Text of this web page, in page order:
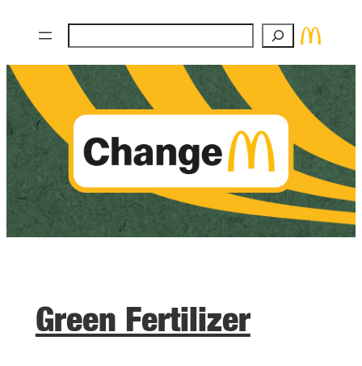
Inhalt
springen
Green Fertilizer